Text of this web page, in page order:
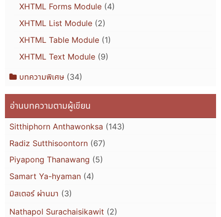
XHTML Forms Module(4)
XHTML List Module(2)
XHTML Table Module(1)
XHTML Text Module(9)
บทความพิเศษ(34)
อ่านบทความตามผู้เขียน
Sitthiphorn Anthawonksa (143)
Radiz Sutthisoontorn (67)
Piyapong Thanawang (5)
Samart Ya-hyaman (4)
มิสเตอร์ ผ่านมา (3)
Nathapol Surachaisikawit (2)